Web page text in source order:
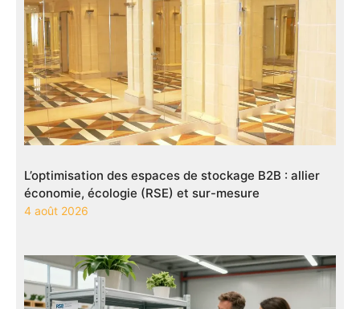
L’optimisation des espaces de stockage B2B : allier
économie, écologie (RSE) et sur-mesure
4 août 2026